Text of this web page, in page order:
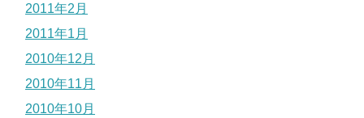
2011年2月
2011年1月
2010年12月
2010年11月
2010年10月